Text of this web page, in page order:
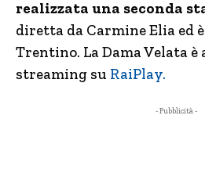
realizzata una seconda
diretta da Carmine Elia ed
Trentino. La Dama Velata
streaming su RaiPlay.
- Pubblicità -